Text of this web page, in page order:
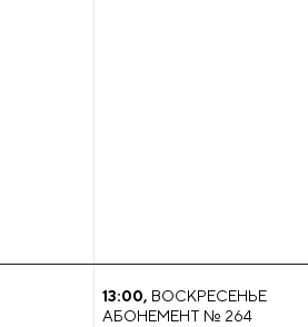
13:00, ВОСКРЕСЕНЬЕ
АБОНЕМЕНТ № 264